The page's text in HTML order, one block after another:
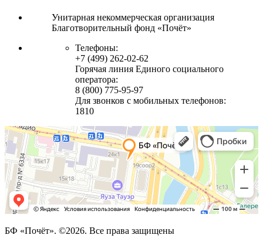
Унитарная некоммерческая организация
Благотворительный фонд «Почёт»
Телефоны:
+7 (499) 262-02-62
Горячая линия Единого социального
оператора:
8 (800) 775-95-97
Для звонков с мобильных телефонов:
1810
БФ «Почёт». ©2026. Все права защищены